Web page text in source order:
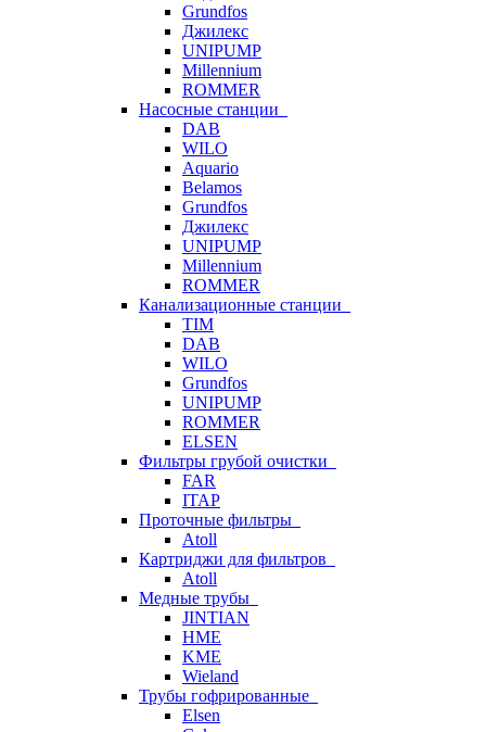
Grundfos
Джилекс
UNIPUMP
Millennium
ROMMER
Насосные станции
DAB
WILO
Aquario
Belamos
Grundfos
Джилекс
UNIPUMP
Millennium
ROMMER
Канализационные станции
TIM
DAB
WILO
Grundfos
UNIPUMP
ROMMER
ELSEN
Фильтры грубой очистки
FAR
ITAP
Проточные фильтры
Atoll
Картриджи для фильтров
Atoll
Медные трубы
JINTIAN
HME
KME
Wieland
Трубы гофрированные
Elsen